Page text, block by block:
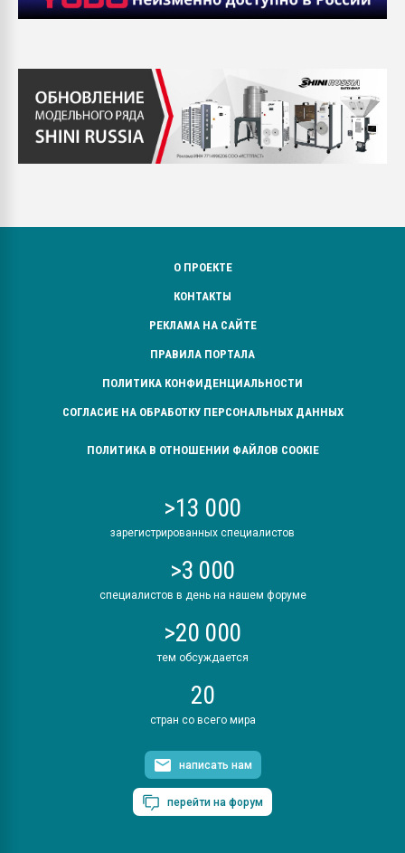
О ПРОЕКТЕ
КОНТАКТЫ
РЕКЛАМА НА САЙТЕ
ПРАВИЛА ПОРТАЛА
ПОЛИТИКА КОНФИДЕНЦИАЛЬНОСТИ
СОГЛАСИЕ НА ОБРАБОТКУ ПЕРСОНАЛЬНЫХ ДАННЫХ
ПОЛИТИКА В ОТНОШЕНИИ ФАЙЛОВ COOKIE
>13 000
зарегистрированных специалистов
>3 000
специалистов в день на нашем форуме
>20 000
тем обсуждается
20
стран со всего мира
написать нам
перейти на форум